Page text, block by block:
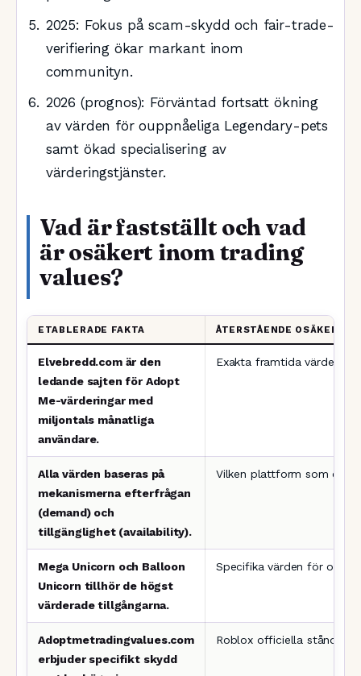
2025: Fokus på scam-skydd och fair-trade-
verifiering ökar markant inom
communityn.
2026 (prognos): Förväntad fortsatt ökning
av värden för ouppnåeliga Legendary-pets
samt ökad specialisering av
värderingstjänster.
Vad är fastställt och vad
är osäkert inom trading
values?
ETABLERADE FAKTA ÅTERSTÅENDE
Elvebredd.com är den
ledande sajten för Adopt
Me-värderingar med
miljontals månatliga
användare.
Exakta framtida värden
Alla värden baseras på
mekanismerna efterfrågan
(demand) och
tillgänglighet (availability).
Vilken plattform som
Mega Unicorn och Balloon
Unicorn tillhör de högst
värderade tillgångarna.
Specifika värden för
Adoptmetradingvalues.com
erbjuder specifikt skydd
Roblox officiella